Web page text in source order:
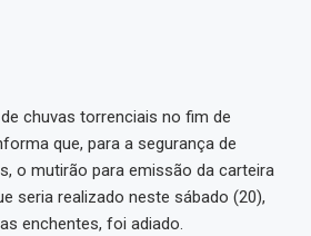
chuvas torrenciais no fim de
que, para a segurança de
o mutirão para emissão da carteira
seria realizado neste sábado (20),
enchentes, foi adiado.